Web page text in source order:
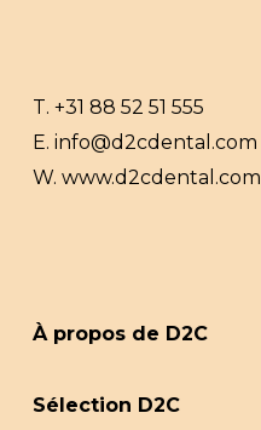
T. +31 88 52 51 555
E. info@d2cdental.com
W. www.d2cdental.com
À propos de D2C
Sélection D2C